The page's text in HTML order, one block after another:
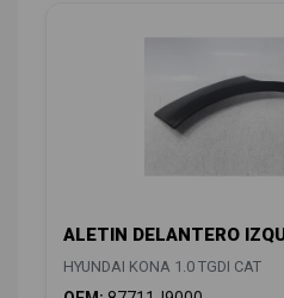
ALETIN DELANTERO
HYUNDAI KONA 1.0 TGDI CAT